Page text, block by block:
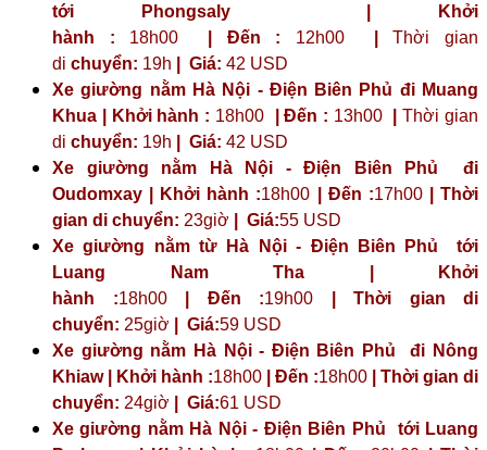
tới
Phongsaly | Khởi
hành : 18h00 | Đến : 12h00|Thời gian
di chuyển: 19h Giá: 42 USD
Xe giường nằm Hà Nội - Điện Biên Phủ đi Muang
Khua | Khởi hành : 18h00| Đến : 13h00|Thời gian
di chuyển: 19h Giá: 42 USD
Xe giường nằm Hà Nội - Điện Biên Phủ đi
Oudomxay | Khởi hành :18h00 | Đến :17h00| Thời
gian di chuyển: 23giờ | Giá:55 USD
Xe giường nằm từ Hà Nội - Điện Biên Phủ tới
Luang Nam Tha | Khởi
hành :18h00| Đến :19h00 | Thời gian di
chuyển: 25giờ | Giá:59 USD
Xe giường nằm Hà Nội - Điện Biên Phủ đi Nông
Khiaw | Khởi hành :18h00 | Đến :18h00 | Thời gian di
chuyển: 24giờ | Giá:61 USD
Xe giường nằm Hà Nội - Điện Biên Phủ tới Luang